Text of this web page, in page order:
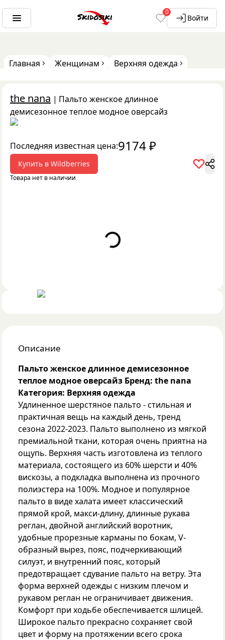
0
Войти
Главная Женщинам Верхняя одежда
the nana | Пальто женское длинное
демисезонное теплое модное оверсайз
Последняя известная цена:9174₽
Купить в Wildberries
Товара нет в наличии
Loading...
Описание
Пальто женское длинное демисезонное
теплое модное оверсайз Бренд: the nana
Категория: Верхняя одежда
Удлиненное шерстяное пальто - стильная и
практичная вещь на каждый день, тренд
сезона 2022-2023. Пальто выполнено из мягкой
премиальной ткани, которая очень приятна на
ощупь. Верхняя часть изготовлена из теплого
материала, состоящего из 60% шерсти и 40%
вискозы, а подкладка выполнена из прочного
полиэстера на 100%. Модное и популярное
пальто в виде халата имеет классический
прямой крой, макси-длину, длинные рукава
реглан, двойной английский воротник,
удобные прорезные карманы по бокам, V-
образный вырез, пояс, подчеркивающий
силуэт, и внутренний пояс, который
предотвращает сдувание пальто на ветру. Эта
форма верхней одежды с низким плечом и
рукавом реглан не ограничивает движения.
Комфорт при ходьбе обеспечивается шлицей.
Широкое пальто прекрасно сохраняет свой
цвет и форму на протяжении всего срока